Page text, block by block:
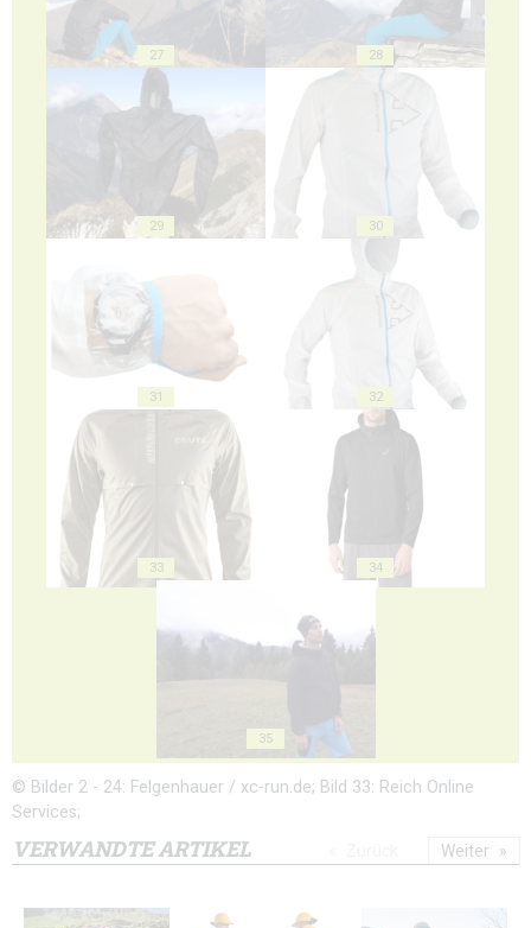
27 28
29 30
31 32
33 34
35
© Bilder 2 - 24: Felgenhauer / xc-run.de; Bild 33: Reich Online
Services;
VERWANDTE ARTIKEL Weiter